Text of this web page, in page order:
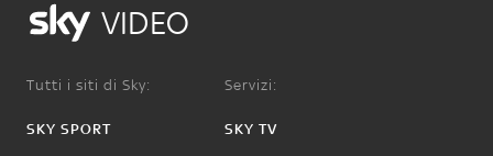
VIDEO
Tutti i siti di Sky:
SKY SPORT
Servizi:
SKY TV